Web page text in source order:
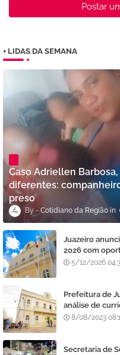
Postar
+ LIDAS DA SEMANA
Caso Adriellen
diferentes:
preso
Cotidiano da Região
Juazeiro
2026 com
5/12/2026
Prefeitura de
análise de
8/08/2023
Secretaria de